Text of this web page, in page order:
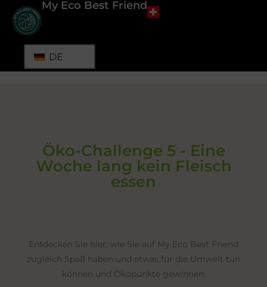
My Eco Best Friend
DE
Öko-Challenge 5 - Eine
Woche lang kein Fleisch
essen
Entdecken Sie hier, wie Sie auf My Eco Best Friend
zugleich Spaß haben und etwas für die Umwelt tun
können und Ökopunkte gewinnen.